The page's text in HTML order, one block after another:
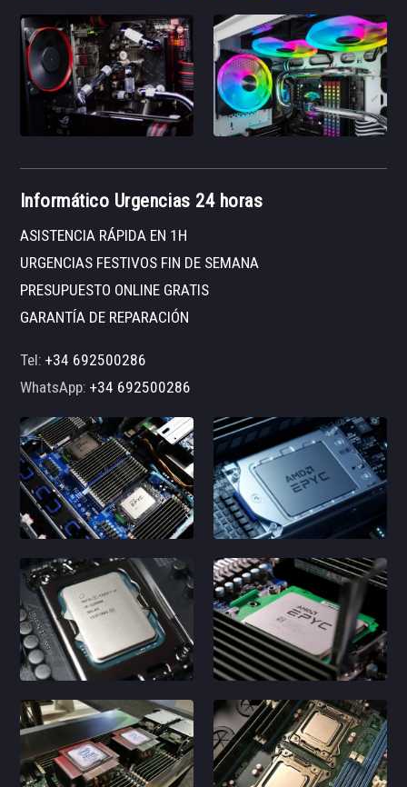
Informático Urgencias 24 horas
ASISTENCIA RÁPIDA EN 1H
URGENCIAS FESTIVOS FIN DE SEMANA
PRESUPUESTO ONLINE GRATIS
GARANTÍA DE REPARACIÓN
Tel:+34 692500286
WhatsApp:+34 692500286